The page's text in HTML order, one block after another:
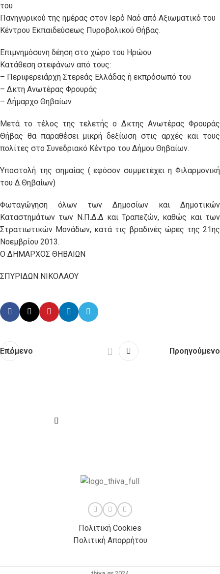
του
Πανηγυρικού της ημέρας στον Ιερό Ναό από Αξιωματικό του
Κέντρου Εκπαιδεύσεως Πυροβολικού Θήβας.
Επιμνημόσυνη δέηση στο χώρο του Ηρώου.
Κατάθεση στεφάνων από τους:
– Περιφερειάρχη Στερεάς Ελλάδας ή εκπρόσωπό του
– Δκτη Ανωτέρας Φρουράς
– Δήμαρχο Θηβαίων
Μετά το τέλος της τελετής ο Δκτης Ανωτέρας Φρουράς
Θήβας θα παραθέσει μικρή δεξίωση στις αρχές και τους
πολίτες στο Συνεδριακό Κέντρο του Δήμου Θηβαίων.
Υποστολή της σημαίας ( εφόσον συμμετέχει η Φιλαρμονική
του Δ.Θηβαίων)
Φωταγώγηση όλων των Δημοσίων και Δημοτικών
Καταστημάτων των Ν.Π.Δ.Δ και Τραπεζών, καθώς και των
Στρατιωτικών Μονάδων, κατά τις βραδινές ώρες της 21ης
Νοεμβρίου 2013.
Ο ΔΗΜΑΡΧΟΣ ΘΗΒΑΙΩΝ
ΣΠΥΡΙΔΩΝ ΝΙΚΟΛΑΟΥ
Επόμενο Προηγούμενο
Πολιτική Cookies
Πολιτική Απορρήτου